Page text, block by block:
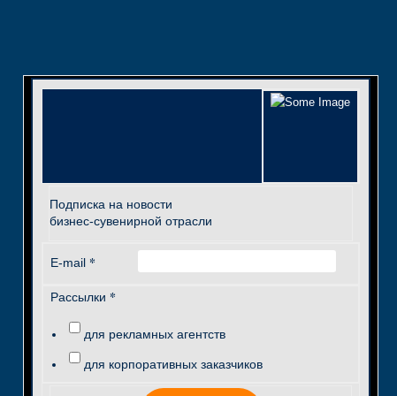
Подписка на новости
бизнес-сувенирной отрасли
E-mail *
Рассылки *
для рекламных агентств
для корпоративных заказчиков